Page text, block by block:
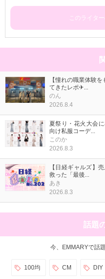
このライタ
【憧れの職業体験
てきたレポ✈...
のん
2026.8.4
夏祭り・花火大会
向け私服コーデ...
このか
2026.8.3
【日経ギャルズ】
救った「最後...
あき
2026.8.3
話題
今、EMMARYで話
100均 CM DIY